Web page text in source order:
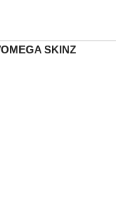
OMEGA SKINZ